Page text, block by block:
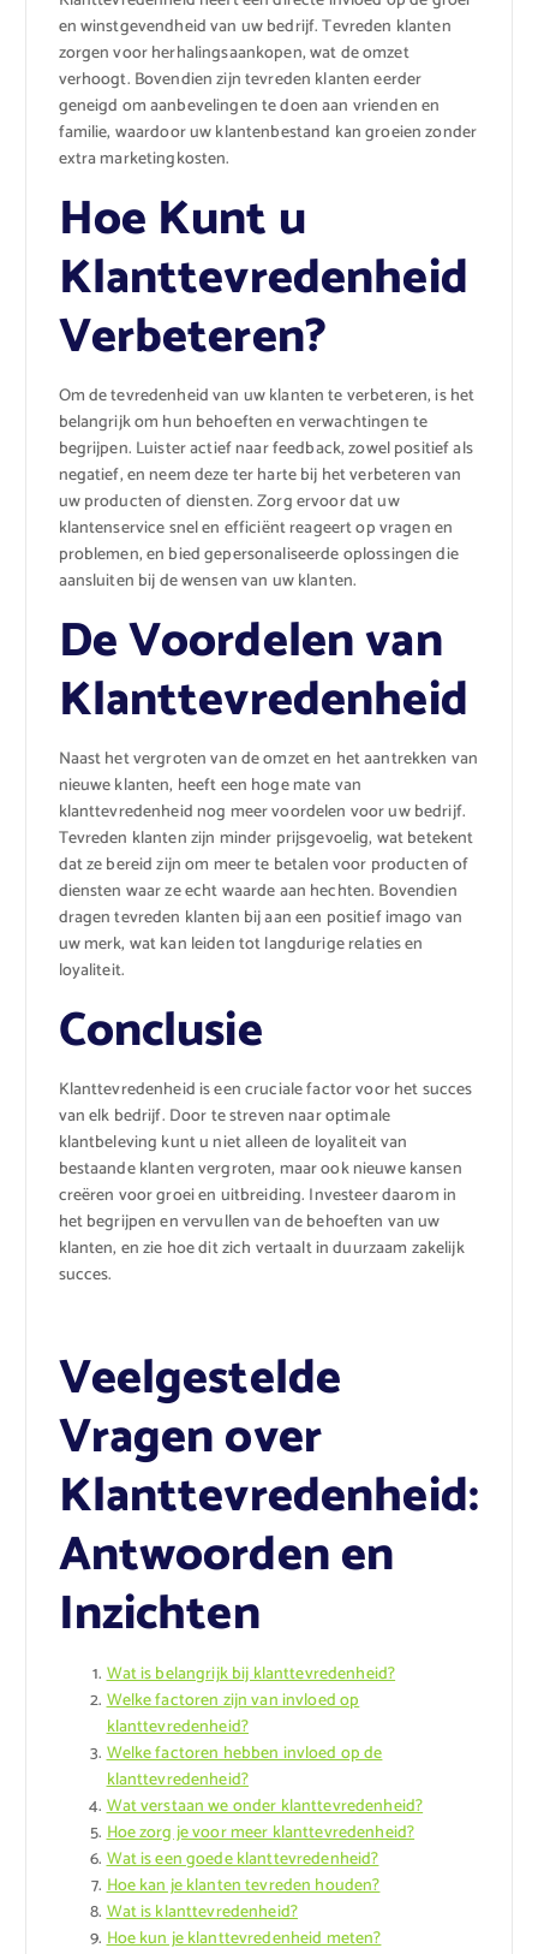
en winstgevendheid van uw bedrijf. Tevreden klanten
zorgen voor herhalingsaankopen, wat de omzet
verhoogt. Bovendien zijn tevreden klanten eerder
geneigd om aanbevelingen te doen aan vrienden en
familie, waardoor uw klantenbestand kan groeien zonder
extra marketingkosten.
Hoe Kunt u
Klanttevredenheid
Verbeteren?
Om de tevredenheid van uw klanten te verbeteren, is het
belangrijk om hun behoeften en verwachtingen te
begrijpen. Luister actief naar feedback, zowel positief als
negatief, en neem deze ter harte bij het verbeteren van
uw producten of diensten. Zorg ervoor dat uw
klantenservice snel en efficiënt reageert op vragen en
problemen, en bied gepersonaliseerde oplossingen die
aansluiten bij de wensen van uw klanten.
De Voordelen van
Klanttevredenheid
Naast het vergroten van de omzet en het aantrekken van
nieuwe klanten, heeft een hoge mate van
klanttevredenheid nog meer voordelen voor uw bedrijf.
Tevreden klanten zijn minder prijsgevoelig, wat betekent
dat ze bereid zijn om meer te betalen voor producten of
diensten waar ze echt waarde aan hechten. Bovendien
dragen tevreden klanten bij aan een positief imago van
uw merk, wat kan leiden tot langdurige relaties en
loyaliteit.
Conclusie
Klanttevredenheid is een cruciale factor voor het succes
van elk bedrijf. Door te streven naar optimale
klantbeleving kunt u niet alleen de loyaliteit van
bestaande klanten vergroten, maar ook nieuwe kansen
creëren voor groei en uitbreiding. Investeer daarom in
het begrijpen en vervullen van de behoeften van uw
klanten, en zie hoe dit zich vertaalt in duurzaam zakelijk
succes.
Veelgestelde
Vragen over
Klanttevredenheid:
Antwoorden en
Inzichten
Wat is belangrijk bij klanttevredenheid?
Welke factoren zijn van invloed op
klanttevredenheid?
Welke factoren hebben invloed op de
klanttevredenheid?
Wat verstaan we onder klanttevredenheid?
Hoe zorg je voor meer klanttevredenheid?
Wat is een goede klanttevredenheid?
Hoe kan je klanten tevreden houden?
Wat is klanttevredenheid?
Hoe kun je klanttevredenheid meten?